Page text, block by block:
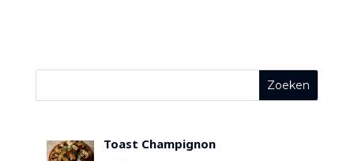
Toast Champignon